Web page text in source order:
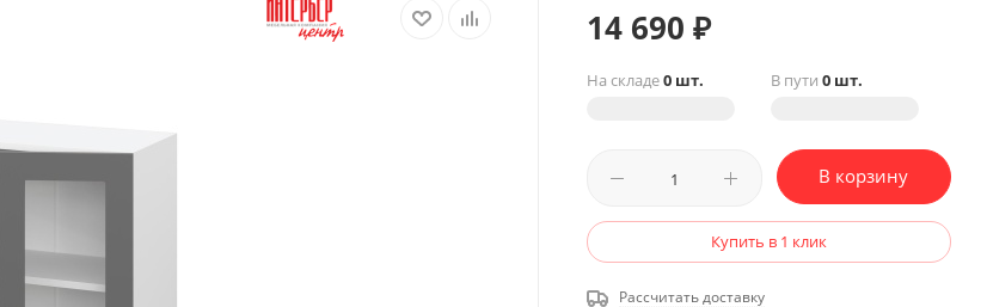
14 690 ₽
На складе0 шт. В пути 0 шт.
В корзину
Купить в 1 клик
Рассчитать доставку